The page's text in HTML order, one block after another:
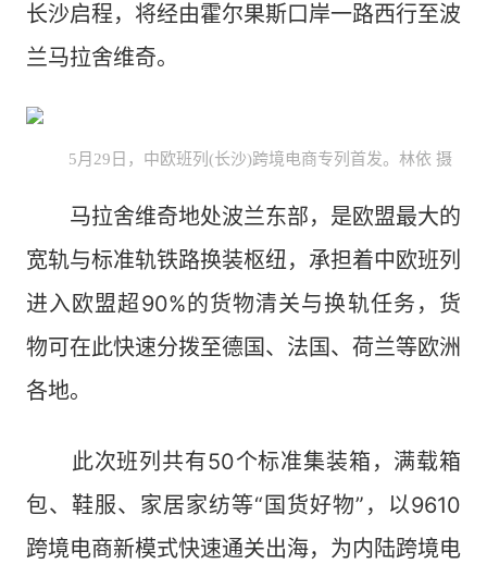
长沙启程，将经由霍尔果斯口岸一路西行至波
兰马拉舍维奇。
5月29日，中欧班列(长沙)跨境电商专列首发。林依 摄
马拉舍维奇地处波兰东部，是欧盟最大的
宽轨与标准轨铁路换装枢纽，承担着中欧班列
进入欧盟超90%的货物清关与换轨任务，货
物可在此快速分拨至德国、法国、荷兰等欧洲
各地。
此次班列共有50个标准集装箱，满载箱
包、鞋服、家居家纺等“国货好物”，以9610
跨境电商新模式快速通关出海，为内陆跨境电